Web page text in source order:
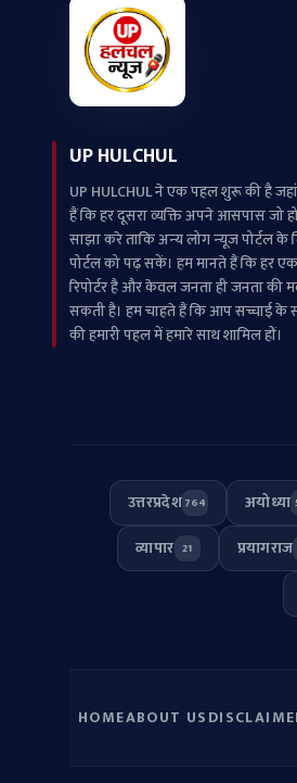
UP HULCHUL
UP HULCHUL ने एक पहल शुरू की है
हैं कि हर दूसरा व्‍यक्ति अपने आसपास जो
साझा करे ताकि अन्‍य लोग न्‍यूज पोर्टल के
पोर्टल को पढ़ सकें। हम मानते हैं कि हर
रिपोर्टर है और केवल जनता ही जनता की
सकती है। हम चाहते हैं कि आप सच्चाई के
की हमारी पहल में हमारे साथ शामिल हों।
उत्तरप्रदेश764 अयोध्या
व्यापार 21 प्रयागराज
HOMEABOUT US